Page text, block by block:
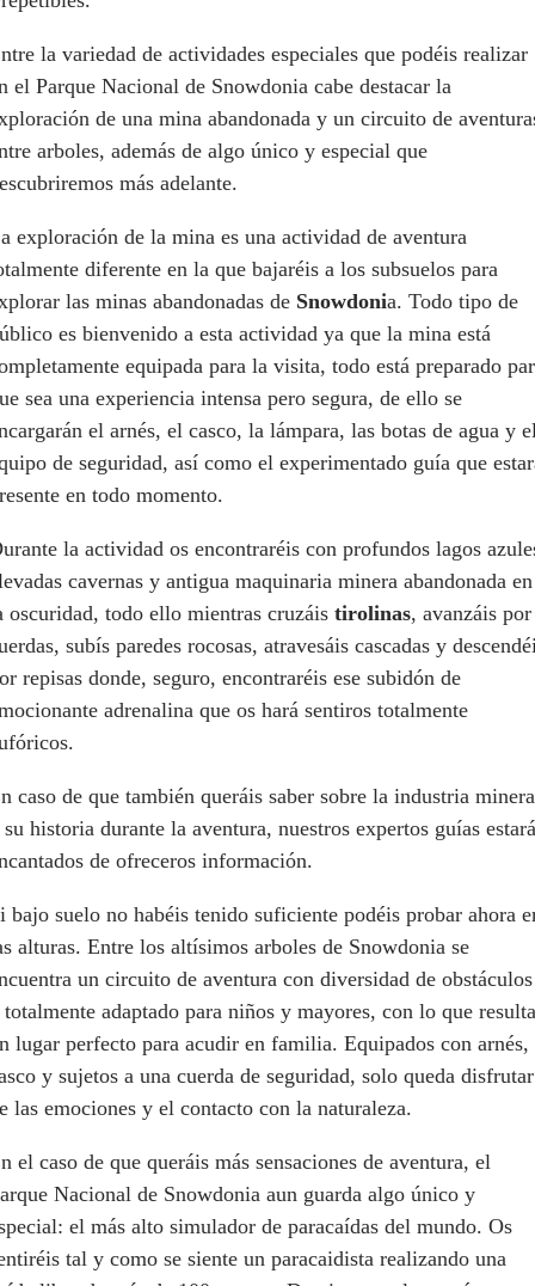
la variedad de actividades especiales que podéis realizar
el Parque Nacional de Snowdonia cabe destacar la
de una mina abandonada y un circuito de
arboles, además de algo único y especial que
más adelante.
exploración de la mina es una actividad de aventura
diferente en la que bajaréis a los subsuelos para
las minas abandonadas de Snowdonia. Todo tipo de
es bienvenido a esta actividad ya que la mina está
equipada para la visita, todo está preparado
sea una experiencia intensa pero segura, de ello se
el arnés, el casco, la lámpara, las botas de agua y
de seguridad, así como el experimentado guía que
en todo momento.
la actividad os encontraréis con profundos lagos
cavernas y antigua maquinaria minera abandonada en
oscuridad, todo ello mientras cruzáis tirolinas, avanzáis por
subís paredes rocosas, atravesáis cascadas y
repisas donde, seguro, encontraréis ese subidón de
adrenalina que os hará sentiros totalmente
caso de que también queráis saber sobre la industria minera
historia durante la aventura, nuestros expertos guías
de ofreceros información.
bajo suelo no habéis tenido suficiente podéis probar ahora
alturas. Entre los altísimos arboles de Snowdonia se
un circuito de aventura con diversidad de obstáculos
adaptado para niños y mayores, con lo que resulta
lugar perfecto para acudir en familia. Equipados con arnés,
y sujetos a una cuerda de seguridad, solo queda disfrutar
las emociones y el contacto con la naturaleza.
el caso de que queráis más sensaciones de aventura, el
Nacional de Snowdonia aun guarda algo único y
el más alto simulador de paracaídas del mundo. Os
tal y como se siente un paracaidista realizando una